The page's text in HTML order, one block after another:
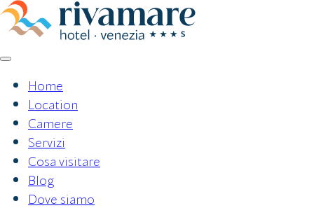
Vai
al
Home
Location
Camere
Servizi
Cosa visitare
Blog
Dove siamo